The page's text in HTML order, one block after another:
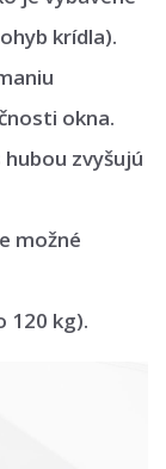
krídla).
okna.
zvyšujú
možné
120 kg).